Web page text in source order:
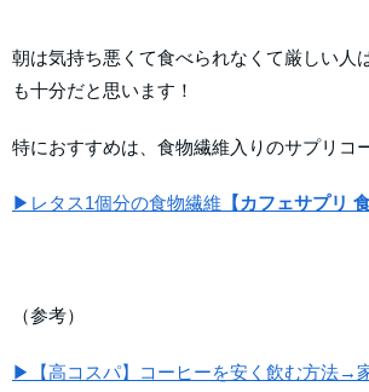
朝は気持ち悪くて食べられなくて厳しい
も十分だと思います！
特におすすめは、食物繊維入りのサプリコ
▶レタス1個分の食物繊維 【カフェサプリ
（参考）
▶【高コスパ】コーヒーを安く飲む方法→